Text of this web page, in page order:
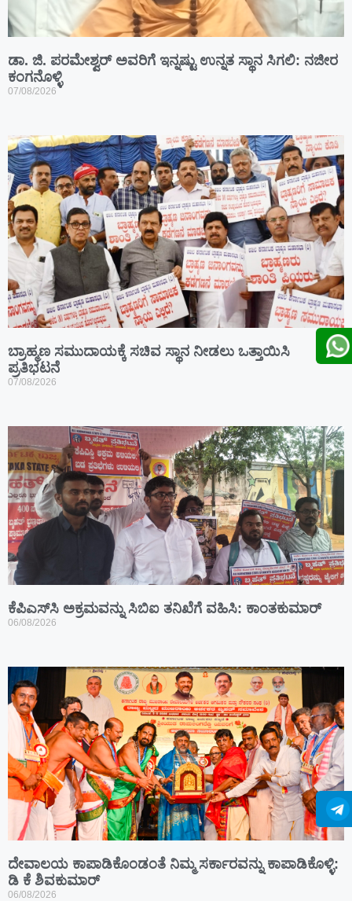
ಡಾ. ಜಿ. ಪರಮೇಶ್ವರ್ ಅವರಿಗೆ ಇನ್ನಷ್ಟು ಉನ್ನತ ಸ್ಥಾನ ಸಿಗಲಿ: ನಜೀರ
ಕಂಗನೊಳ್ಳಿ
07/08/2026
ಬ್ರಾಹ್ಮಣ ಸಮುದಾಯಕ್ಕೆ ಸಚಿವ ಸ್ಥಾನ ನೀಡಲು ಒತ್ತಾಯಿಸಿ
ಪ್ರತಿಭಟನೆ
07/08/2026
ಕೆಪಿಎಸ್‍ಸಿ ಅಕ್ರಮವನ್ನು ಸಿಬಿಐ ತನಿಖೆಗೆ ವಹಿಸಿ: ಕಾಂತಕುಮಾರ್
06/08/2026
ದೇವಾಲಯ ಕಾಪಾಡಿಕೊಂಡಂತೆ ನಿಮ್ಮ ಸರ್ಕಾರವನ್ನು ಕಾಪಾಡಿಕೊಳ್ಳಿ:
ಡಿ ಕೆ ಶಿವಕುಮಾರ್
06/08/2026